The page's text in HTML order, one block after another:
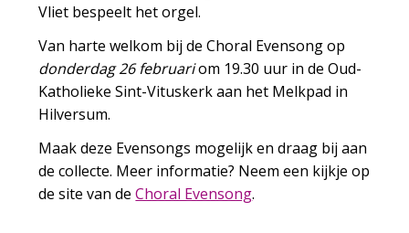
Vliet bespeelt het orgel.
Van harte welkom bij de Choral Evensong op
donderdag 26 februariom 19.30 uur in de Oud-
Katholieke Sint-Vituskerk aan het Melkpad in
Hilversum.
Maak deze Evensongs mogelijk en draag bij aan
de collecte. Meer informatie? Neem een kijkje op
de site van deChoral Evensong.